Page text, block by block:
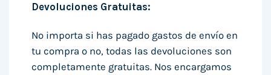
Devoluciones Gratuitas:
No importa si has pagado gastos de envío en
tu compra o no, todas las devoluciones son
completamente gratuitas. Nos encargamos